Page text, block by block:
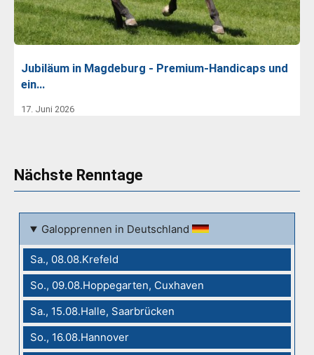
Jubiläum in Magdeburg - Premium-Handicaps und
ein…
17. Juni 2026
Nächste Renntage
Galopprennen in Deutschland
Sa., 08.08.Krefeld
So., 09.08.Hoppegarten, Cuxhaven
Sa., 15.08.Halle, Saarbrücken
So., 16.08.Hannover